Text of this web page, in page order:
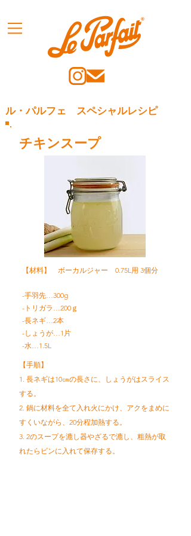
ル・パルフェ スペシャルレシピ
チキンスープ
【材料】 ボーカルジャー 0.75L用 3個分
-手羽先…300g
-トリガラ…200ｇ
-長ネギ…2本
-しょうが…1片
-水…1.5L
【手順】
1. 長ネギは10㎝の長さに、しょうがはスライス
する。
2. 鍋に材料を全て入れ火にかけ、アクをまめに
すくいながら、20分程加熱する。
3. 2のスープを漉し器やざるで漉し、粗熱が取
れたらビンに入れて保存する。